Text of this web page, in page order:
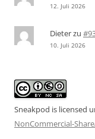
12. Juli 2026
Dieterzu
10. Juli 2026
Sneakpod is licensed
NonCommercial-